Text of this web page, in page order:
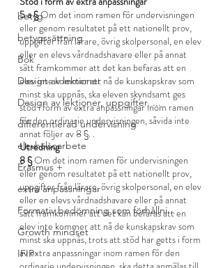
betyg
betygssättning
Bok
Design av lektioner
Design av lektioner, uppgifter, ...
differentierad undervisning
elevhälsoarbete
Erasmus +
extra anpassningar
Formativ bedömning som förhållni...
Growth mindset
IFIP
5 a § Om det inom ramen för undervisningen
eller genom resultatet på ett nationellt prov,
uppgifter från lärare, övrig skolpersonal, en elev
eller en elevs vårdnadshavare eller på annat
sätt framkommer att det kan befaras att en
elev inte kommer att nå de kunskapskrav som
minst ska uppnås, ska eleven skyndsamt ges
stöd i form av extra anpassningar inom ramen
för den ordinarie undervisningen, såvida inte
annat följer av 8 §. .
Utredning
8 § Om det inom ramen för undervisningen
eller genom resultatet på ett nationellt prov,
uppgifter från lärare, övrig skolpersonal, en elev
eller en elevs vårdnadshavare eller på annat
sätt framkommer att det kan befaras att en
elev inte kommer att nå de kunskapskrav som
minst ska uppnås, trots att stöd har getts i form
av extra anpassningar inom ramen för den